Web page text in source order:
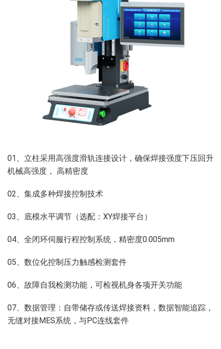
01、立柱采用高强度滑轨连接设计，确保焊接强度下压回升
机械高强度， 高精密度
02、集成多种焊接控制技术
03、底模水平调节（选配：XY焊接平台）
04、全闭环伺服行程控制系统，精密度0.005mm
05、数位化控制压力触感检测套件
06、故障自我检测功能，可检视机身各项开关功能
07、数据管理：自带储存或传送焊接资料，数据智能追踪，
无缝对接MES系统，与PC连线套件